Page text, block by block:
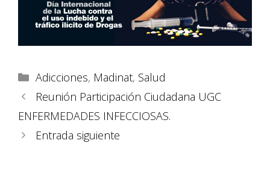
Adicciones, Madinat, Salud
Reunión Participación Ciudadana UGC
ENFERMEDADES INFECCIOSAS.
Entrada siguiente